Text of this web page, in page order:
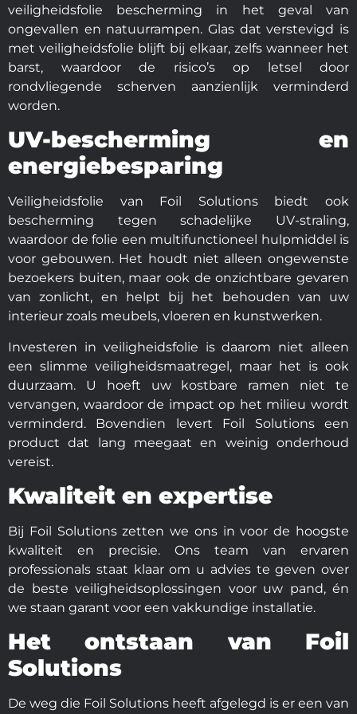
veiligheidsfolie bescherming in het geval van
ongevallen en natuurrampen. Glas dat verstevigd is
met veiligheidsfolie blijft bij elkaar, zelfs wanneer het
barst, waardoor de risico’s op letsel door
rondvliegende scherven aanzienlijk verminderd
worden.
UV-bescherming en
energiebesparing
Veiligheidsfolie van Foil Solutions biedt ook
bescherming tegen schadelijke UV-straling,
waardoor de folie een multifunctioneel hulpmiddel is
voor gebouwen. Het houdt niet alleen ongewenste
bezoekers buiten, maar ook de onzichtbare gevaren
van zonlicht, en helpt bij het behouden van uw
interieur zoals meubels, vloeren en kunstwerken.
Investeren in veiligheidsfolie is daarom niet alleen
een slimme veiligheidsmaatregel, maar het is ook
duurzaam. U hoeft uw kostbare ramen niet te
vervangen, waardoor de impact op het milieu wordt
verminderd. Bovendien levert Foil Solutions een
product dat lang meegaat en weinig onderhoud
vereist.
Kwaliteit en expertise
Bij Foil Solutions zetten we ons in voor de hoogste
kwaliteit en precisie. Ons team van ervaren
professionals staat klaar om u advies te geven over
de beste veiligheidsoplossingen voor uw pand, én
we staan garant voor een vakkundige installatie.
Het ontstaan van Foil
Solutions
De weg die Foil Solutions heeft afgelegd is er een van